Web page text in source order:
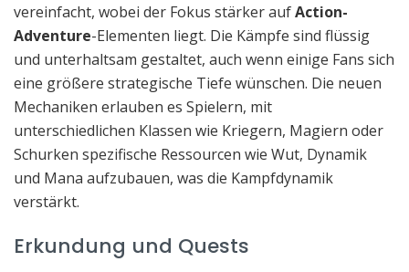
vereinfacht, wobei der Fokus stärker aufAction-
Adventure-Elementen liegt. Die Kämpfe sind flüssig
und unterhaltsam gestaltet, auch wenn einige Fans sich
eine größere strategische Tiefe wünschen. Die neuen
Mechaniken erlauben es Spielern, mit
unterschiedlichen Klassen wie Kriegern, Magiern oder
Schurken spezifische Ressourcen wie Wut, Dynamik
und Mana aufzubauen, was die Kampfdynamik
verstärkt.
Erkundung und Quests